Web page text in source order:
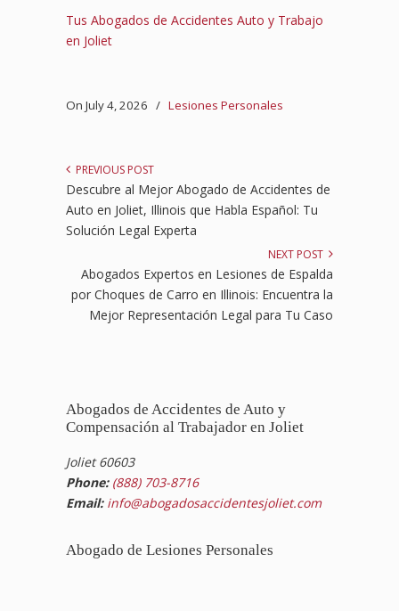
Tus Abogados de Accidentes Auto y Trabajo
en Joliet
On July 4, 2026 / Lesiones Personales
PREVIOUS POST
Descubre al Mejor Abogado de Accidentes de
Auto en Joliet, Illinois que Habla Español: Tu
Solución Legal Experta
NEXT POST
Abogados Expertos en Lesiones de Espalda
por Choques de Carro en Illinois: Encuentra la
Mejor Representación Legal para Tu Caso
Abogados de Accidentes de Auto y
Compensación al Trabajador en Joliet
Joliet 60603
Phone: (888) 703-8716
Email: info@abogadosaccidentesjoliet.com
Abogado de Lesiones Personales